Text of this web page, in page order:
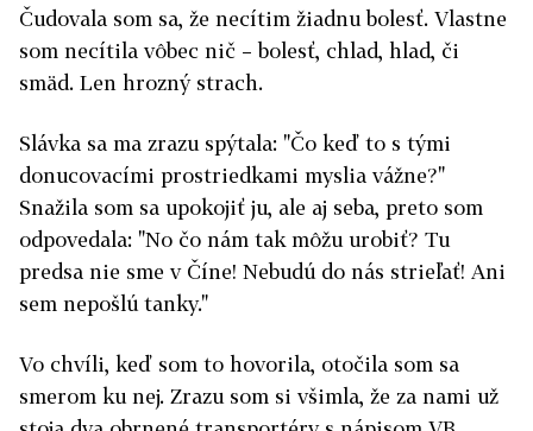
Čudovala som sa, že necítim žiadnu bolesť. Vlastne
som necítila vôbec nič – bolesť, chlad, hlad, či
smäd. Len hrozný strach.
Slávka sa ma zrazu spýtala: "Čo keď to s tými
donucovacími prostriedkami myslia vážne?"
Snažila som sa upokojiť ju, ale aj seba, preto som
odpovedala: "No čo nám tak môžu urobiť? Tu
predsa nie sme v Číne! Nebudú do nás strieľať! Ani
sem nepošlú tanky."
Vo chvíli, keď som to hovorila, otočila som sa
smerom ku nej. Zrazu som si všimla, že za nami už